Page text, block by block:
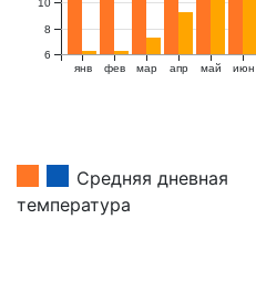
янв фев мар апр май июн
6
8
Средняя дневная
температура